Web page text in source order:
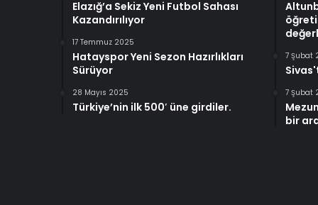
Elazığ’a Sekiz Yeni Futbol Sahası
Kazandırılıyor
17 Temmuz 2025
Hatayspor Yeni Sezon Hazırlıkları
Sürüyor
28 Mayıs 2025
Türkiye’nin ilk 500′ üne girdiler.
7 Şubat
7 Şubat
bir